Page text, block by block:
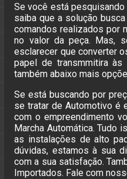
Se você está
saiba que a solução
comandos realizados por
no valor da peça. Mas,
esclarecer que converter
papel de transmmitira
também abaixo mais
Se está buscando por
se tratar de Automotivo é
com o empreendimento
Marcha Automática.
as instalações de alto
dúvidas, estamos à sua
com a sua satisfação.
Importados. Fale com